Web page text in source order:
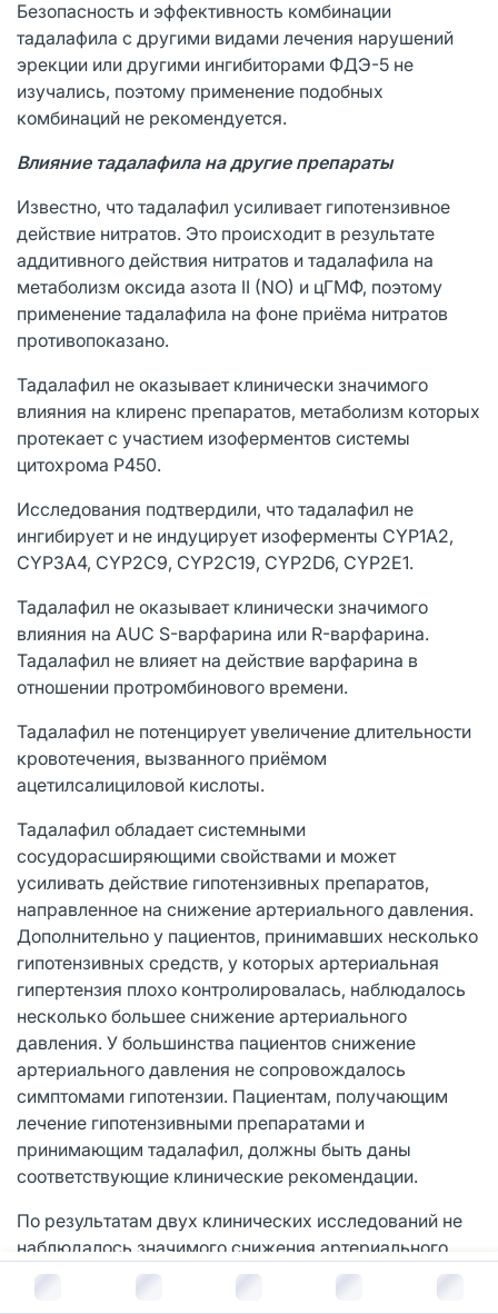
В корзину за руб.
Безопасность и эффективность комбинации
тадалафила с другими видами лечения нарушений
эрекции или другими ингибиторами ФДЭ-5 не
изучались, поэтому применение подобных
комбинаций не рекомендуется.
Влияние тадалафила на другие препараты
Известно, что тадалафил усиливает гипотензивное
действие нитратов. Это происходит в результате
аддитивного действия нитратов и тадалафила на
метаболизм оксида азота II (NO) и цГМФ, поэтому
применение тадалафила на фоне приёма нитратов
противопоказано.
Тадалафил не оказывает клинически значимого
влияния на клиренс препаратов, метаболизм которых
протекает с участием изоферментов системы
цитохрома Р450.
Исследования подтвердили, что тадалафил не
ингибирует и не индуцирует изоферменты CYP1A2,
CYP3A4, CYP2C9, CYP2C19, CYP2D6, CYP2E1.
Тадалафил не оказывает клинически значимого
влияния на AUC S-варфарина или R-варфарина.
Тадалафил не влияет на действие варфарина в
отношении протромбинового времени.
Тадалафил не потенцирует увеличение длительности
кровотечения, вызванного приёмом
ацетилсалициловой кислоты.
Тадалафил обладает системными
сосудорасширяющими свойствами и может
усиливать действие гипотензивных препаратов,
направленное на снижение артериального давления.
Дополнительно у пациентов, принимавших несколько
гипотензивных средств, у которых артериальная
гипертензия плохо контролировалась, наблюдалось
несколько большее снижение артериального
давления. У большинства пациентов снижение
артериального давления не сопровождалось
симптомами гипотензии. Пациентам, получающим
лечение гипотензивными препаратами и
принимающим тадалафил, должны быть даны
соответствующие клинические рекомендации.
По результатам двух клинических исследований не
наблюдалось значимого снижения артериального
давления при одновременном применении
здоровыми добровольцами тадалафила и